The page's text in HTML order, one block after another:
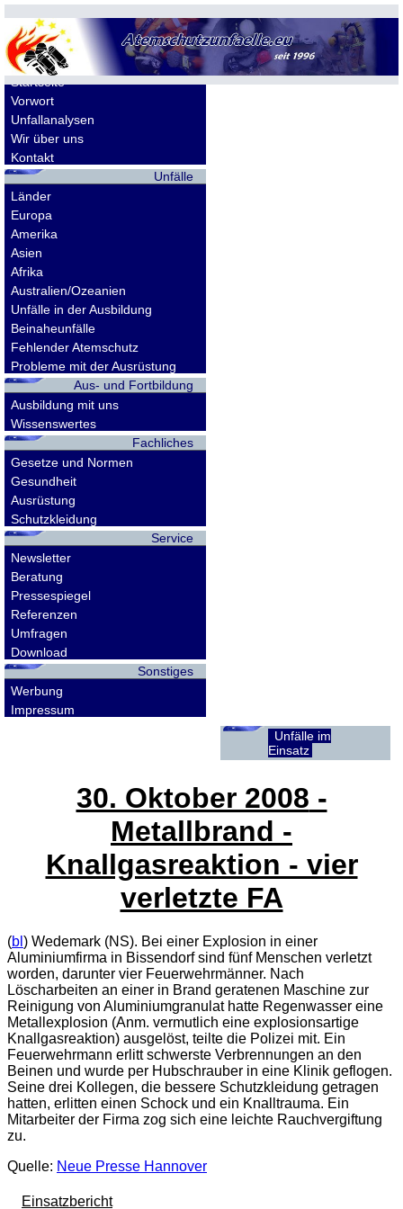
Allgemeines
Startseite
Vorwort
Unfallanalysen
Wir über uns
Kontakt
Unfälle
Länder
Europa
Amerika
Asien
Afrika
Australien/Ozeanien
Unfälle in der Ausbildung
Beinaheunfälle
Fehlender Atemschutz
Probleme mit der Ausrüstung
Aus- und Fortbildung
Ausbildung mit uns
Wissenswertes
Fachliches
Gesetze und Normen
Gesundheit
Ausrüstung
Schutzkleidung
Service
Newsletter
Beratung
Pressespiegel
Referenzen
Umfragen
Download
Sonstiges
Werbung
Impressum
Unfälle im
Einsatz
30. Oktober 2008 -
Metallbrand -
Knallgasreaktion - vier
verletzte FA
(bl ) Wedemark (NS). Bei einer Explosion in einer
Aluminiumfirma in Bissendorf sind fünf Menschen verletzt
worden, darunter vier Feuerwehrmänner. Nach
Löscharbeiten an einer in Brand geratenen Maschine zur
Reinigung von Aluminiumgranulat hatte Regenwasser eine
Metallexplosion (Anm. vermutlich eine explosionsartige
Knallgasreaktion) ausgelöst, teilte die Polizei mit. Ein
Feuerwehrmann erlitt schwerste Verbrennungen an den
Beinen und wurde per Hubschrauber in eine Klinik geflogen.
Seine drei Kollegen, die bessere Schutzkleidung getragen
hatten, erlitten einen Schock und ein Knalltrauma. Ein
Mitarbeiter der Firma zog sich eine leichte Rauchvergiftung
zu.
Quelle: Neue Presse Hannover
Einsatzbericht